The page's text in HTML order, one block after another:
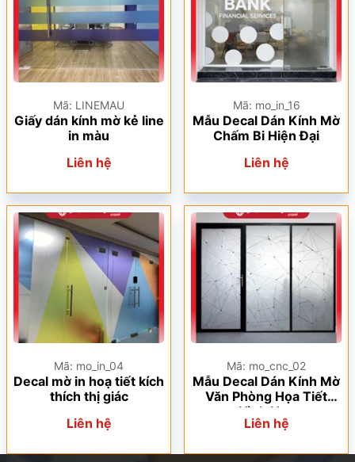
Mã: LINEMAU
Giấy dán kính mờ kẻ line
in màu
Liên hệ
Mã: mo_in_16
Mẫu Decal Dán Kính Mờ
Chấm Bi Hiện Đại
Liên hệ
Mã: mo_in_04
Decal mờ in hoạ tiết kích
thích thị giác
Liên hệ
Mã: mo_cnc_02
Mẫu Decal Dán Kính Mờ
Văn Phòng Họa Tiết
Hình Học
Liên hệ